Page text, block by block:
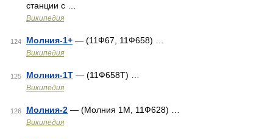
станции с …
Википедия
124 Молния-1+ — (11Ф67, 11Ф658) …
Википедия
125 Молния-1Т — (11Ф658Т) …
Википедия
126 Молния-2 — (Молния 1М, 11Ф628) …
Википедия